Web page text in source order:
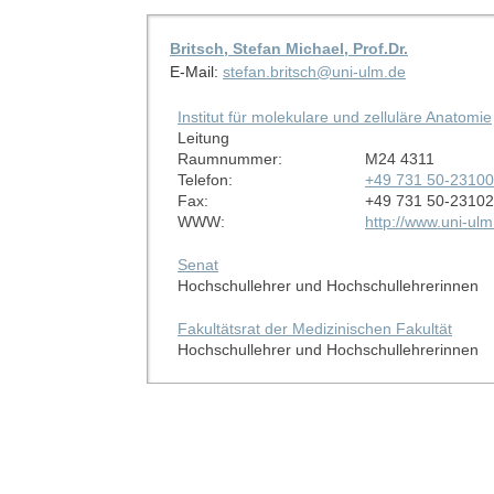
Britsch, Stefan Michael, Prof.Dr.
E-Mail: stefan.britsch@uni-ulm.de
Institut für molekulare und zelluläre Anatomie
Leitung
Raumnummer:
M24 4311
Telefon:
+49 731 50-23100
Fax:
+49 731 50-23102
WWW:
http://www.uni-
Senat
Hochschullehrer und Hochschullehrerinnen
Fakultätsrat der Medizinischen Fakultät
Hochschullehrer und Hochschullehrerinnen